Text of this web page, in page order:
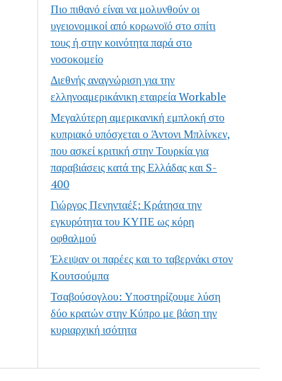
Πιο πιθανό είναι να μολυνθούν οι
υγειονομικοί από κορωνοϊό στο σπίτι
τους ή στην κοινότητα παρά στο
νοσοκομείο
Διεθνής αναγνώριση για την
ελληνοαμερικάνικη εταιρεία Workable
Μεγαλύτερη αμερικανική εμπλοκή στο
κυπριακό υπόσχεται ο Άντονι Μπλίνκεν,
που ασκεί κριτική στην Τουρκία για
παραβιάσεις κατά της Ελλάδας και S-
400
Γιώργος Πενηνταέξ: Κράτησα την
εγκυρότητα του ΚΥΠΕ ως κόρη
οφθαλμού
Έλειψαν οι παρέες και το ταβερνάκι στον
Κουτσούμπα
Τσαβούσογλου: Υποστηρίζουμε λύση
δύο κρατών στην Κύπρο με βάση την
κυριαρχική ισότητα